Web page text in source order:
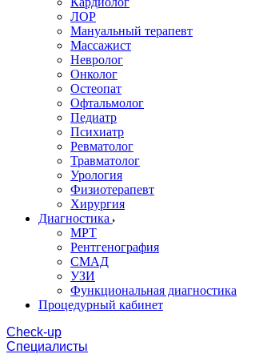
ЛОР
Мануальный терапевт
Массажист
Невролог
Онколог
Остеопат
Офтальмолог
Педиатр
Психиатр
Ревматолог
Травматолог
Урология
Физиотерапевт
Хирургия
Диагностика
МРТ
Рентгенография
СМАД
УЗИ
Функциональная диагностика
Процедурный кабинет
Cheсk-up
Специалисты